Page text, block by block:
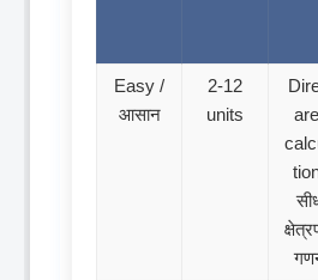
Easy /
आसान
2-12
units